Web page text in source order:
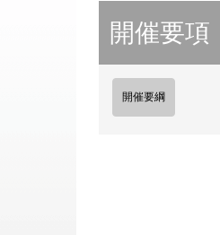
開催要項
開催要綱